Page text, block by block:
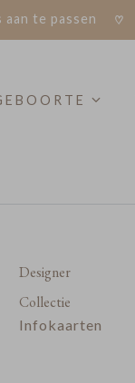
aan te passen
Designer
Collectie
Infokaarten